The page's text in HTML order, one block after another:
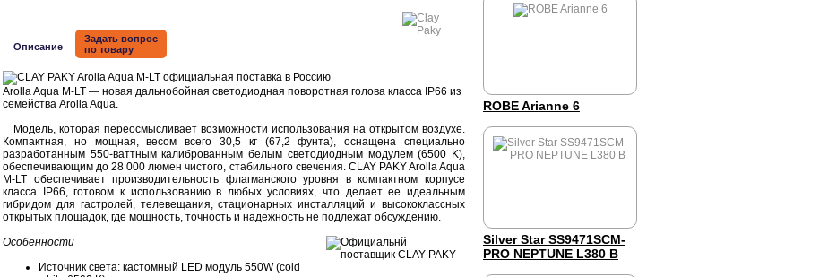
Описание
Задать вопрос
по товару
Arolla Aqua M-LT — новая дальнобойная светодиодная поворотная голова класса IP66 из
семейства Arolla Aqua.
Модель, которая переосмысливает возможности использования на открытом воздухе.
Компактная, но мощная, весом всего 30,5 кг (67,2 фунта), оснащена специально
разработанным 550-ваттным калиброванным белым светодиодным модулем (6500 K),
обеспечивающим до 28 000 люмен чистого, стабильного свечения. CLAY PAKY Arolla Aqua
M-LT обеспечивает производительность флагманского уровня в компактном корпусе
класса IP66, готовом к использованию в любых условиях, что делает ее идеальным
гибридом для гастролей, телевещания, стационарных инсталляций и высококлассных
открытых площадок, где мощность, точность и надежность не подлежат обсуждению.
Особенности
Источник света: кастомный LED модуль 550W (cold
ROBE Arianne 6
Silver Star SS9471SCM-
PRO NEPTUNE L380 B